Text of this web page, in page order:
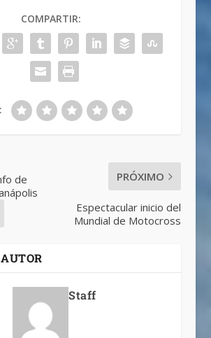
COMPARTIR:
de
PRÓXIMO
Espectacular inicio del
Mundial de Motocross
Staff